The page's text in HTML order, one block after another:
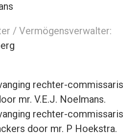
/ Vermögensverwalter:
rechter-commissaris
mr. V.E.J. Noelmans.
rechter-commissaris
door mr. P Hoekstra.